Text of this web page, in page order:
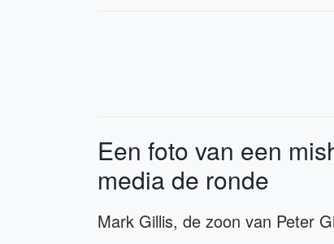
Een foto van een
media de ronde
Mark Gillis, de zoon van Peter